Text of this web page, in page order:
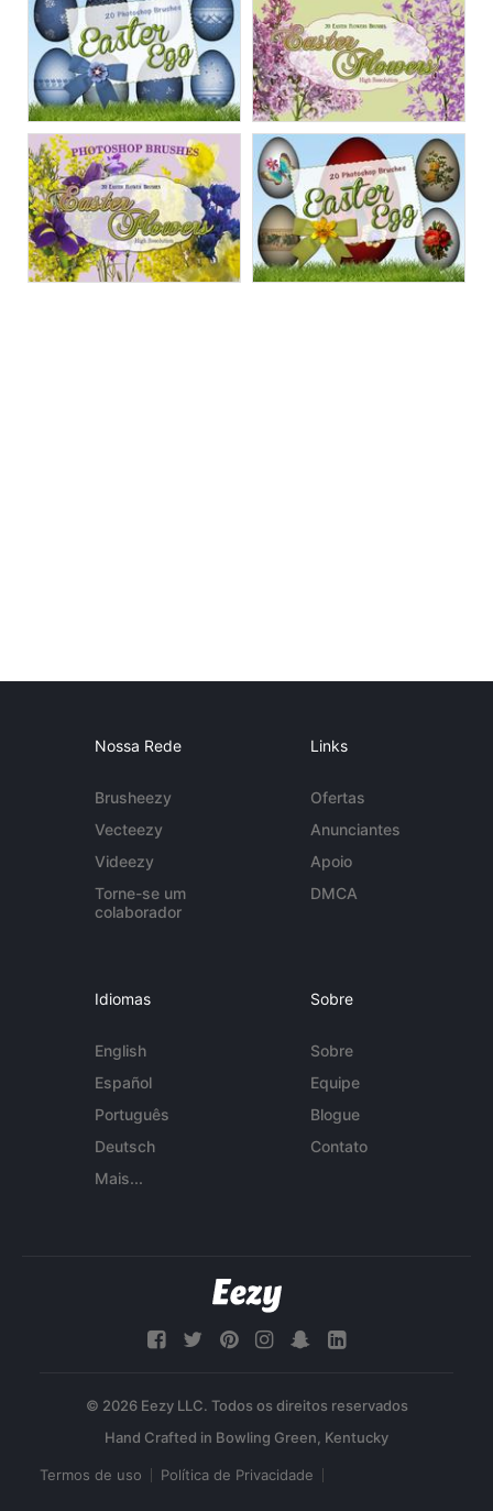
Nossa Rede
Brusheezy
Vecteezy
Videezy
Torne-se um
colaborador
Links
Ofertas
Anunciantes
Apoio
DMCA
Idiomas
English
Español
Português
Deutsch
Mais...
Sobre
Sobre
Equipe
Blogue
Contato
© 2026 Eezy LLC. Todos os direitos reservados
Termos de uso Política de Privacidade